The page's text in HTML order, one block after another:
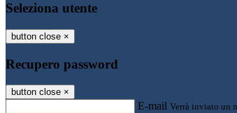
Seleziona utente
button close ×
Recupero password
button close ×
E-mail Verrà inviato un